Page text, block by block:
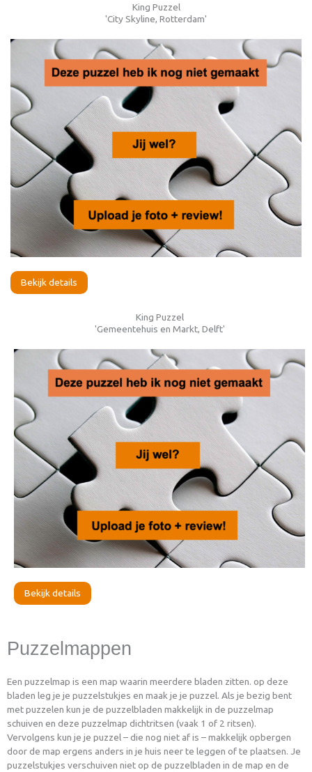
King Puzzel
'City Skyline, Rotterdam'
Bekijk details
King Puzzel
'Gemeentehuis en Markt, Delft'
Bekijk details
Puzzelmappen
Een puzzelmap is een map waarin meerdere bladen zitten. op deze
bladen leg je je puzzelstukjes en maak je je puzzel. Als je bezig bent
met puzzelen kun je de puzzelbladen makkelijk in de puzzelmap
schuiven en deze puzzelmap dichtritsen (vaak 1 of 2 ritsen).
Vervolgens kun je je puzzel – die nog niet af is – makkelijk opbergen
door de map ergens anders in je huis neer te leggen of te plaatsen. Je
puzzelstukjes verschuiven niet op de puzzelbladen in de map en de